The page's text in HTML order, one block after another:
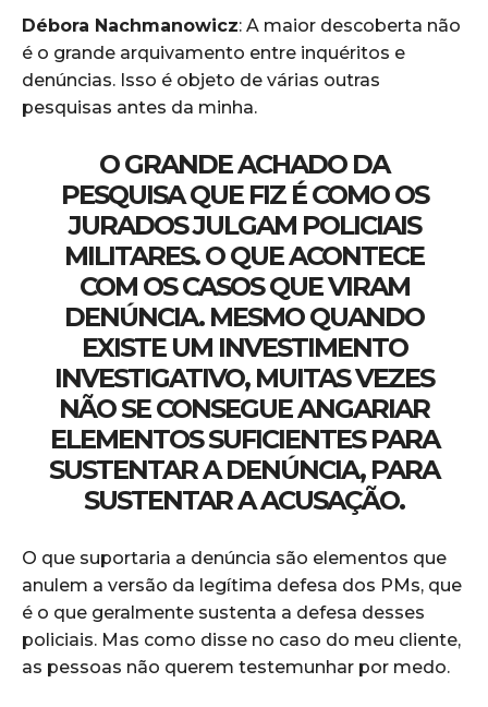
Débora Nachmanowicz: A maior descoberta não
é o grande arquivamento entre inquéritos e
denúncias. Isso é objeto de várias outras
pesquisas antes da minha.
O GRANDE ACHADO DA
PESQUISA QUE FIZ É COMO OS
JURADOS JULGAM POLICIAIS
MILITARES. O QUE ACONTECE
COM OS CASOS QUE VIRAM
DENÚNCIA. MESMO QUANDO
EXISTE UM INVESTIMENTO
INVESTIGATIVO, MUITAS VEZES
NÃO SE CONSEGUE ANGARIAR
ELEMENTOS SUFICIENTES PARA
SUSTENTAR A DENÚNCIA, PARA
SUSTENTAR A ACUSAÇÃO.
O que suportaria a denúncia são elementos que
anulem a versão da legítima defesa dos PMs, que
é o que geralmente sustenta a defesa desses
policiais. Mas como disse no caso do meu cliente,
as pessoas não querem testemunhar por medo.